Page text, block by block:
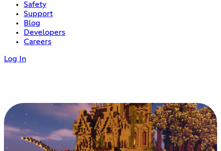
Safety
Support
Blog
Developers
Careers
Log In